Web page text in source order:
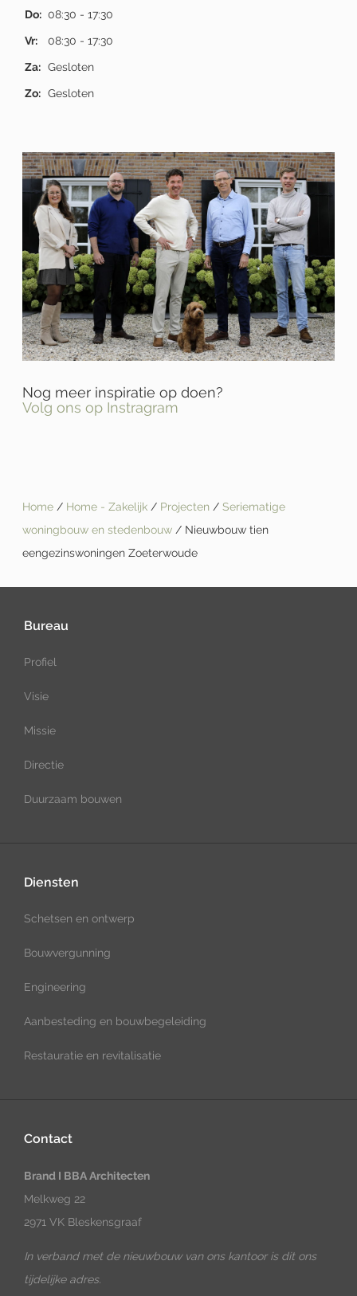
Do: 08:30 - 17:30
Vr: 08:30 - 17:30
Za: Gesloten
Zo: Gesloten
Nog meer inspiratie op doen?
Volg ons op Instragram
Home / Home - Zakelijk / Projecten / Seriematige
woningbouw en stedenbouw / Nieuwbouw tien
eengezinswoningen Zoeterwoude
Bureau
Profiel
Visie
Missie
Directie
Duurzaam bouwen
Diensten
Schetsen en ontwerp
Bouwvergunning
Engineering
Aanbesteding en bouwbegeleiding
Restauratie en revitalisatie
Contact
Brand I BBA Architecten
Melkweg 22
2971 VK Bleskensgraaf
In verband met de nieuwbouw van ons kantoor is dit ons
tijdelijke adres.